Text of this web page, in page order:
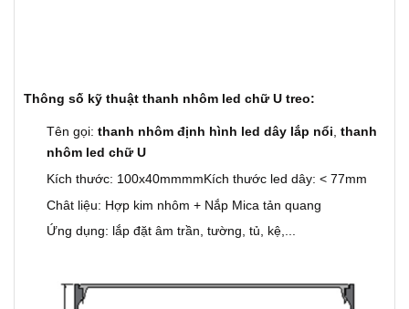
Thông số kỹ thuật thanh nhôm led chữ U treo:
Tên gọi: thanh nhôm định hình led dây lắp nổi, thanh
nhôm led chữ U
Kích thước: 100x40mmmmKích thước led dây: < 77mm
Chât liệu: Hợp kim nhôm + Nắp Mica tản quang
Ứng dụng: lắp đặt âm trần, tường, tủ, kệ,...